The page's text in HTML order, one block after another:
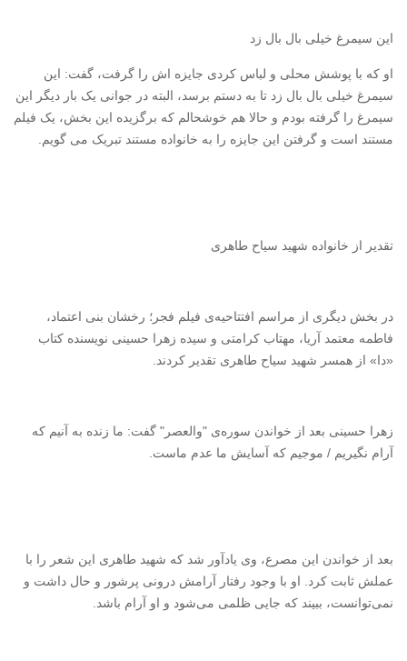
این سیمرغ خیلی بال بال زد
او که با پوشش محلی و لباس کردی جایزه اش را گرفت، گفت: این
سیمرغ خیلی بال بال زد تا به دستم برسد، البته در جوانی یک بار دیگر این
سیمرغ را گرفته بودم و حالا هم خوشحالم که برگزیده این بخش، یک فیلم
مستند است و گرفتن این جایزه را به خانواده مستند تبریک می گویم.
تقدیر از خانواده شهید سیاح طاهری
در بخش دیگری از مراسم افتتاحیه‌ی فیلم فجر؛ رخشان بنی اعتماد،
فاطمه معتمد آریا، مهتاب کرامتی و سیده زهرا حسینی نویسنده کتاب
«دا» از همسر شهید سیاح طاهری تقدیر کردند.
زهرا حسینی بعد از خواندن سوره‌ی "والعصر" گفت: ما زنده به آنیم که
آرام نگیریم / موجیم که آسایش ما عدم ماست.
بعد از خواندن این مصرع، وی یادآور شد که شهید طاهری این شعر را با
عملش ثابت کرد. او با وجود رفتار آرامش درونی پرشور و حال داشت و
نمی‌توانست، ببیند که جایی ظلمی می‌شود و او آرام باشد.